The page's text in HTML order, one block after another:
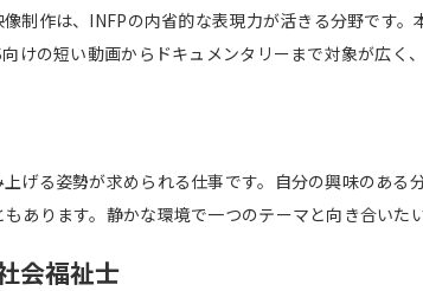
制作は、INFPの内省的な表現力が活きる分野です
けの短い動画からドキュメンタリーまで対象が広く
げる姿勢が求められる仕事です。自分の興味のあ
あります。静かな環境で一つのテーマと向き合いた
会福祉士